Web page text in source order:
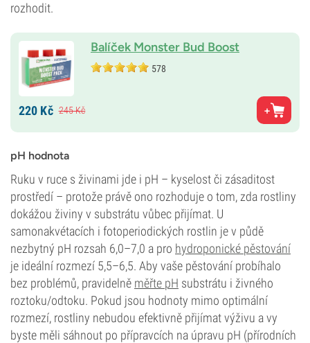
rozhodit.
Balíček Monster Bud Boost
578
220 Kč 245Kč
pH hodnota
Ruku v ruce s živinami jde i pH – kyselost či zásaditost
prostředí – protože právě ono rozhoduje o tom, zda rostliny
dokážou živiny v substrátu vůbec přijímat. U
samonakvétacích i fotoperiodických rostlin je v půdě
nezbytný pH rozsah 6,0–7,0 a pro hydroponické pěstování
je ideální rozmezí 5,5–6,5. Aby vaše pěstování probíhalo
bez problémů, pravidelně měřte pH substrátu i živného
roztoku/odtoku. Pokud jsou hodnoty mimo optimální
rozmezí, rostliny nebudou efektivně přijímat výživu a vy
byste měli sáhnout po přípravcích na úpravu pH (přírodních